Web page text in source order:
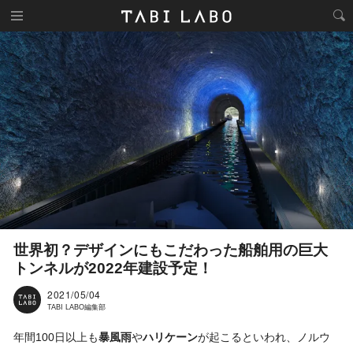
世界初？デザインにもこだわった船舶用の巨大
トンネルが2022年建設予定！
2021/05/04
TABI LABO編集部
年間100日以上も暴風雨やハリケーンが起こるといわれ、ノルウ